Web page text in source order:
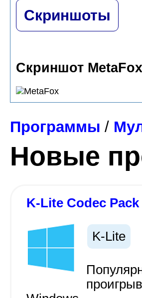
Скриншоты
Скриншот MetaFox
Программы /
Новые
K-Lite Codec Pack
K-Lite